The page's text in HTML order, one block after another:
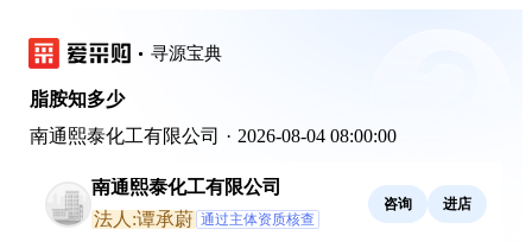
寻源宝典
脂胺知多少
南通熙泰化工有限公司 · 2026-08-04 08:00:00
南通熙泰化工有限公司
法人:谭承蔚 通过主体资质核查
咨询 进店